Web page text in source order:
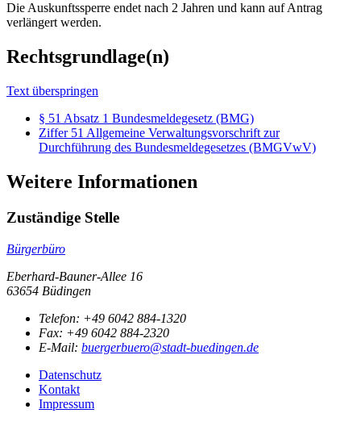
Die Auskunftssperre endet nach 2 Jahren und kann auf Antrag
verlängert werden.
Rechtsgrundlage(n)
Text überspringen
§ 51 Absatz 1 Bundesmeldegesetz (BMG)
Ziffer 51 Allgemeine Verwaltungsvorschrift zur
Durchführung des Bundesmeldegesetzes (BMGVwV)
Weitere Informationen
Zuständige Stelle
Bürgerbüro
Eberhard-Bauner-Allee 16
63654 Büdingen
Telefon: +49 6042 884-1320
Fax: +49 6042 884-2320
E-Mail: buergerbuero@stadt-buedingen.de
Datenschutz
Kontakt
Impressum